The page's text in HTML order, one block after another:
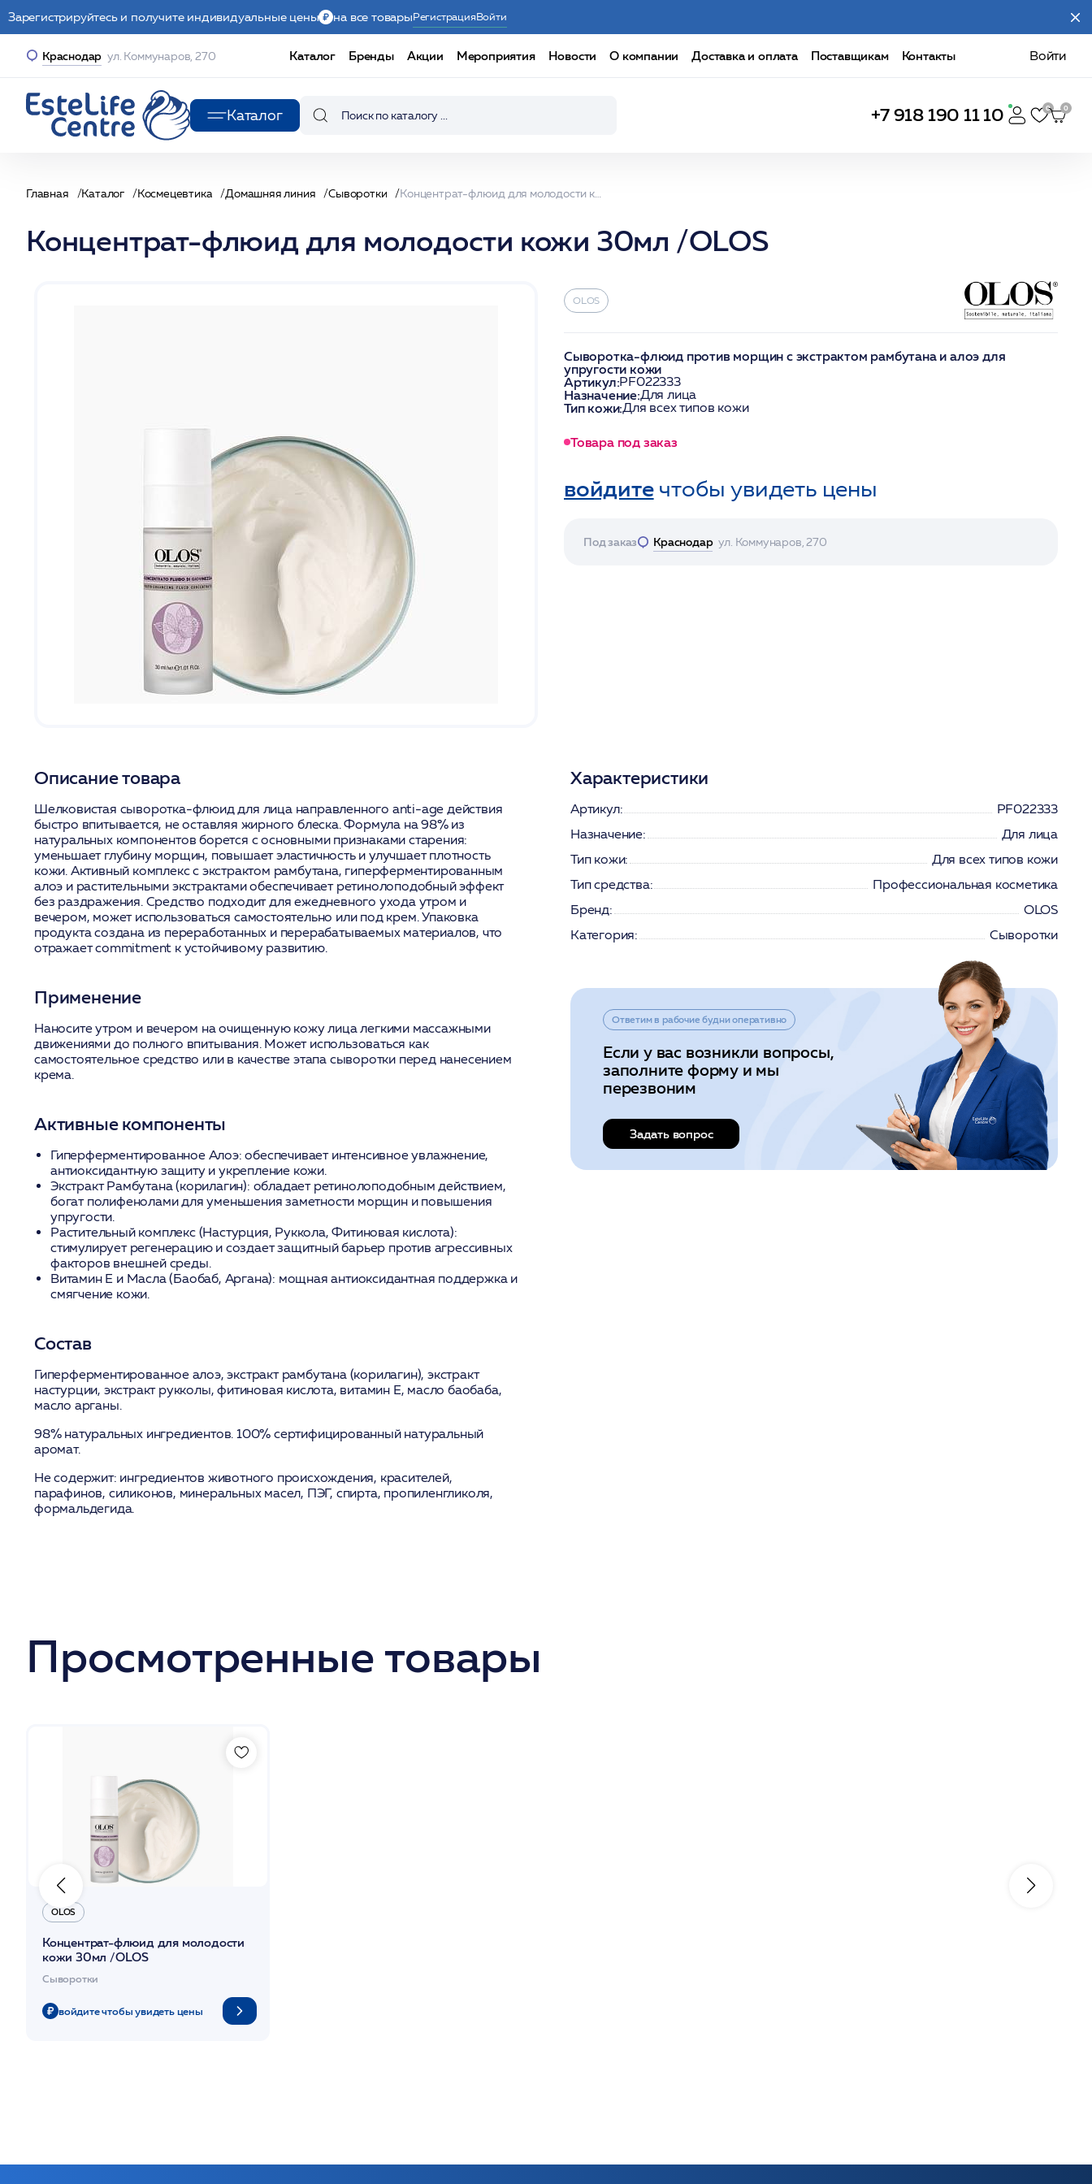
Зарегистрируйтесь и получите индивидуальные цены на все товарыРегистрацияВойти
Краснодар ул. Коммунаров, 270 Каталог Бренды Акции Мероприятия Новости О компании Доставка и оплата Поставщикам Контакты Войти
Каталог +7 918 190 11 10
Главная Каталог Космецевтика Домашняя линия Сыворотки Концентрат-флюид для молодости кожи 30мл /OLOS
Концентрат-флюид для молодости кожи 30мл /OLOS
OLOS
Сыворотка-флюид против морщин с экстрактом рамбутана и алоэ для
упругости кожи
Артикул:PF022333
Назначение:Для лица
Тип кожи:Для всех типов кожи
Товара под заказ
войдитечтобы увидеть цены
Под заказ Краснодар ул. Коммунаров, 270
Описание товара
Шелковистая сыворотка-флюид для лица направленного anti-age действия
быстро впитывается, не оставляя жирного блеска. Формула на 98% из
натуральных компонентов борется с основными признаками старения:
уменьшает глубину морщин, повышает эластичность и улучшает плотность
кожи. Активный комплекс с экстрактом рамбутана, гиперферментированным
алоэ и растительными экстрактами обеспечивает ретинолоподобный эффект
без раздражения. Средство подходит для ежедневного ухода утром и
вечером, может использоваться самостоятельно или под крем. Упаковка
продукта создана из переработанных и перерабатываемых материалов, что
отражает commitment к устойчивому развитию.
Применение
Наносите утром и вечером на очищенную кожу лица легкими массажными
движениями до полного впитывания. Может использоваться как
самостоятельное средство или в качестве этапа сыворотки перед нанесением
крема.
Активные компоненты
Гиперферментированное Алоэ: обеспечивает интенсивное увлажнение,
антиоксидантную защиту и укрепление кожи.
Экстракт Рамбутана (корилагин): обладает ретинолоподобным действием,
богат полифенолами для уменьшения заметности морщин и повышения
упругости.
Растительный комплекс (Настурция, Руккола, Фитиновая кислота):
стимулирует регенерацию и создает защитный барьер против агрессивных
факторов внешней среды.
Витамин E и Масла (Баобаб, Аргана): мощная антиоксидантная поддержка и
смягчение кожи.
Состав
Гиперферментированное алоэ, экстракт рамбутана (корилагин), экстракт
настурции, экстракт рукколы, фитиновая кислота, витамин E, масло баобаба,
масло арганы.
98% натуральных ингредиентов. 100% сертифицированный натуральный
аромат.
Не содержит: ингредиентов животного происхождения, красителей,
парафинов, силиконов, минеральных масел, ПЭГ, спирта, пропиленгликоля,
формальдегида.
Характеристики
Артикул:
PF022333
Назначение:
Для лица
Тип кожи:
Для всех типов кожи
Тип средства:
Профессиональная косметика
Бренд:
OLOS
Категория:
Сыворотки
Ответим в рабочие будни оперативно
Если у вас возникли вопросы,
заполните форму и мы
перезвоним
Задать вопрос
Просмотренные товары
OLOS
Концентрат-флюид для молодости
кожи 30мл /OLOS
Сыворотки
войдите чтобы увидеть цены